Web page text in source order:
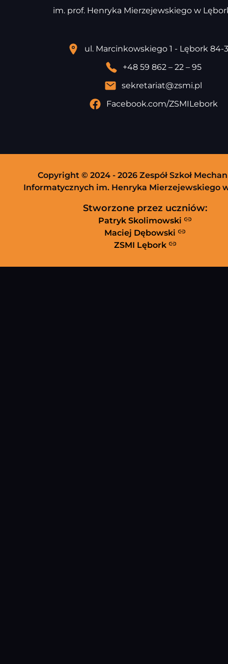
im. prof. Henryka Mierzejewskiego w
ul. Marcinkowskiego 1 - Lębork 84-
+48 59 862 – 22 – 95
sekretariat@zsmi.pl
Facebook.com/ZSMILebork
Copyright © 2024 - 2026 Zespół Szkoł
Informatycznych im. Henryka Mierzejewskiego
Stworzone przez uczniów:
Patryk Skolimowski
Maciej Dębowski
ZSMI Lębork